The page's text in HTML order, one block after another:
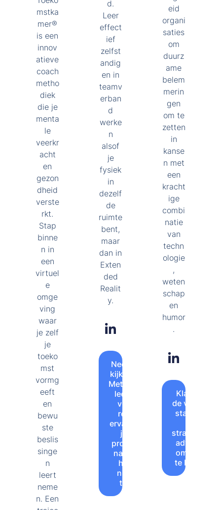
mstka
mer®
is een
innov
atieve
coach
metho
diek
die je
menta
le
veerkr
acht
en
gezon
dheid
verste
rkt.
Stap
binne
n in
een
virtuel
e
omge
ving
waar
je zelf
je
toeko
mst
vormg
eeft
en
bewu
ste
beslis
singe
n
leert
neme
n. Een
d.
Leer
effect
ief
zelfst
andig
en in
teamv
erban
d
werke
n
alsof
je
fysiek
in
dezelf
de
ruimte
bent,
maar
dan in
Exten
ded
Realit
y.
Neem een
kijkje in de
Metaverse:
leer hoe
virtual
reality
ervaringen
jouw
projecten
naar een
hoger
niveau
tillen.
eid
organi
saties
om
duurz
ame
belem
merin
gen
om te
zetten
in
kanse
n met
een
kracht
ige
combi
natie
van
techn
ologie
,
weten
schap
en
humor
.
Klaar voor
de volgende
stap? Hulp
strategische
advisering
om doelen
te bereiken